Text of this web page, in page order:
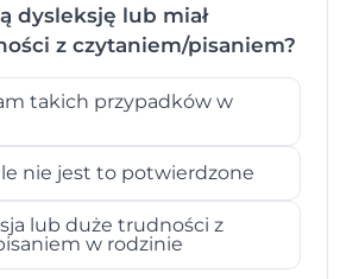
dysleksję lub miał
z czytaniem/pisaniem?
takich przypadków w
nie jest to potwierdzone
lub duże trudności z
w rodzinie